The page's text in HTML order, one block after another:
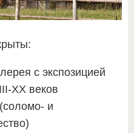
с экспозицией
ΧΧ веков
и